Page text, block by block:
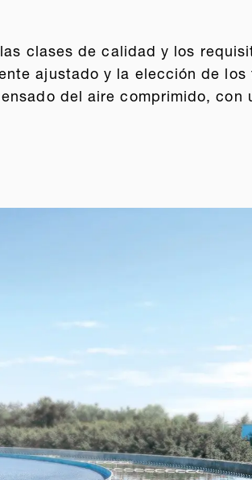
clases de calidad y los
ajustado y la elección de
del aire comprimido, con